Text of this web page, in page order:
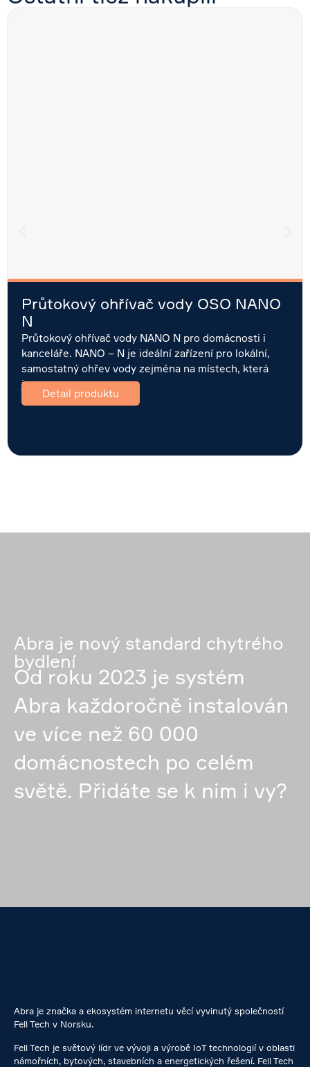
Průtokový ohřívač vody OSO NANO
N
Průtokový ohřívač vody NANO N pro domácnosti i
kanceláře. NANO – N je ideální zařízení pro lokální,
samostatný ohřev vody zejména na místech, která
jsou…
Detail produktu
Abra je nový standard chytrého
bydlení
Od roku 2023 je systém
Abra každoročně instalován
ve více než 60 000
domácnostech po celém
světě. Přidáte se k nim i vy?
Abra je značka a ekosystém internetu věcí vyvinutý společností
Fell Tech v Norsku.
Fell Tech je světový lídr ve vývoji a výrobě IoT technologií v oblasti
námořních, bytových, stavebních a energetických řešení. Fell Tech